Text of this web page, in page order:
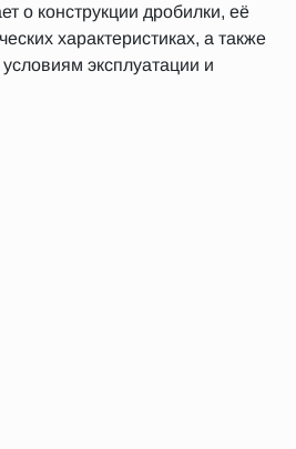
о конструкции дробилки, её
характеристиках, а также
эксплуатации и